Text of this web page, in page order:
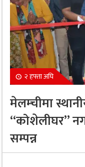
२ हफ्ता अघि
मेलम्चीमा
“कोशेलीघर”
सम्पन्न